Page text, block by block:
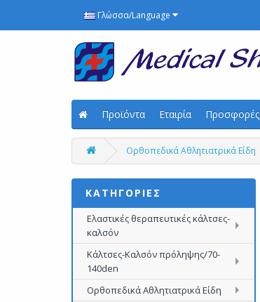
Γλώσσα/Language
Προϊόντα Εταιρία Προσφορές
Ορθοπεδικά Αθλητιατρικά Είδη
ΚΑΤΗΓΟΡΙΕΣ
Ελαστικές θεραπευτικές κάλτσες-
καλσόν
Κάλτσες-Καλσόν πρόληψης/70-
140den
Ορθοπεδικά Αθλητιατρικά Είδη